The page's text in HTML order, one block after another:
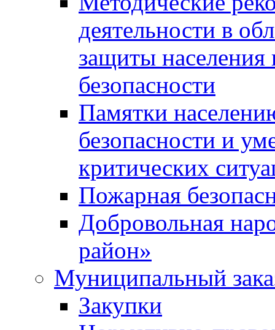
деятельности в
защиты
безопасности
Памятки
безопасности и
критических
Пожарная
Добровольная
район»
Муниципальный
Закупки